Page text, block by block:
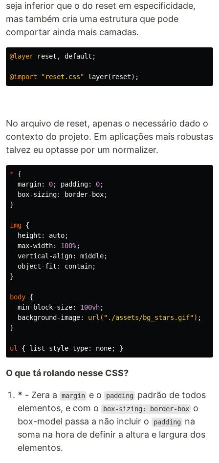
seja inferior que o do reset em especificidade,
mas também cria uma estrutura que pode
comportar ainda mais camadas.
@layer reset , default ;
@import "reset.css" layer( reset);
No arquivo de reset, apenas o necessário dado o
contexto do projeto. Em aplicações mais robustas
talvez eu optasse por um normalizer.
* {
margin: 0; padding: 0;
box-sizing: border-box;
}
img {
height : auto;
max-width: 100%;
vertical-align: middle;
object-fit : contain;
}
body {
min-block-size: 100vh;
background-image: url("./assets/bg_stars.gif") ;
}
ul { list-style-type: none; }
O que tá rolando nesse CSS?
* - Zera a margin e o padding
padrão de todos
elementos, e com o
box-sizing: border-box o
box-model passa a não incluir o
padding
na
soma na hora de definir a altura e largura dos
elementos.